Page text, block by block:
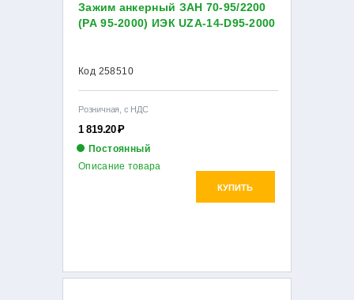
Зажим анкерный ЗАН 70-95/2200
(PA 95-2000) ИЭК UZA-14-D95-2000
Код 258510
Розничная, с НДС
1 819.20Р
Постоянный
КУПИТЬ
Описание товара